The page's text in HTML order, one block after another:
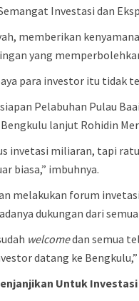
Investasi dan
memberikan
yang
para investor itu tidak
Pelabuhan Pulau
lanjut Rohidin
invetasi miliaran, tapi
biasa,” imbuhnya.
melakukan forum
dukungan dari
welcomedan semua
datang ke Bengkulu,”
Untuk Investasi